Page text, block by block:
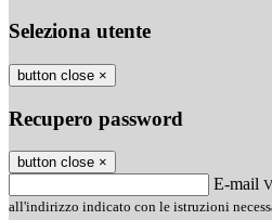
Seleziona utente
button close ×
Recupero password
button close ×
E-mail
all'indirizzo indicato con le istruzioni